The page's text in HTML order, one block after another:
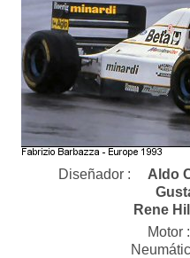
Diseñador :
Aldo
Rene
Motor :